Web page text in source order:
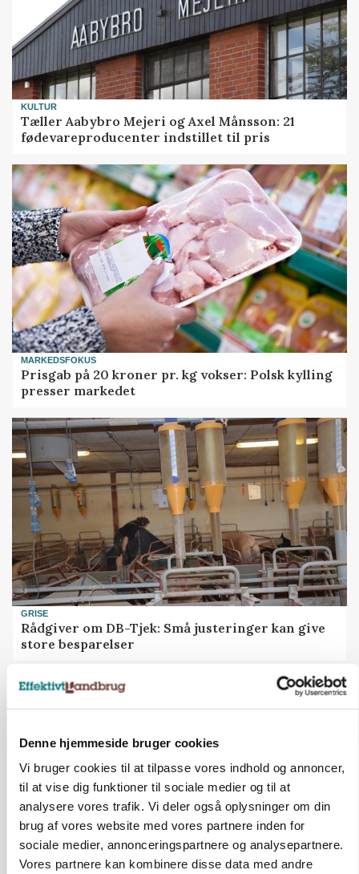
Denne hjemmeside bruger cookies
Vi bruger cookies til at tilpasse vores indhold og annoncer,
til at vise dig funktioner til sociale medier og til at
analysere vores trafik. Vi deler også oplysninger om din
brug af vores website med vores partnere inden for
sociale medier, annonceringspartnere og analysepartnere.
Vores partnere kan kombinere disse data med andre
KULTUR
Tæller Aabybro Mejeri og Axel Månsson: 21
fødevareproducenter indstillet til pris
MARKEDSFOKUS
Prisgab på 20 kroner pr. kg vokser: Polsk kylling
presser markedet
GRISE
Rådgiver om DB-Tjek: Små justeringer kan give
store besparelser